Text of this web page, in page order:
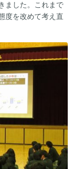
ました。これまで
度を改めて考え直